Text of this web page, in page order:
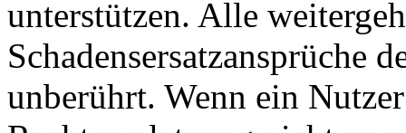
unterstützen. Alle
Schadensersatzansprüche
unberührt. Wenn ein